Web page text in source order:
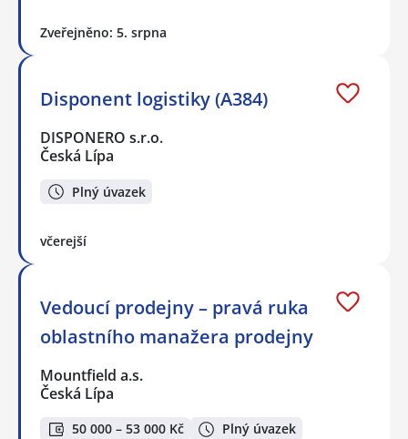
Zveřejněno: 5. srpna
Disponent logistiky (A384)
DISPONERO s.r.o.
Česká Lípa
Plný úvazek
včerejší
Vedoucí prodejny – pravá ruka
oblastního manažera prodejny
Mountfield a.s.
Česká Lípa
50 000 – 53 000 Kč Plný úvazek